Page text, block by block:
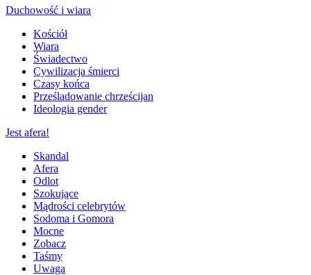
Duchowość i wiara
Kościół
Wiara
Świadectwo
Cywilizacja śmierci
Czasy końca
Prześladowanie chrześcijan
Ideologia gender
Jest afera!
Skandal
Afera
Odlot
Szokujące
Mądrości celebrytów
Sodoma i Gomora
Mocne
Zobacz
Taśmy
Uwaga